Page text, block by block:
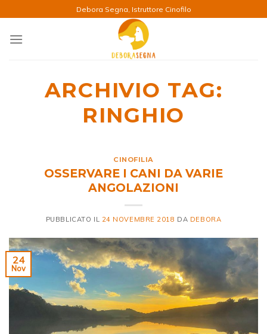
ai
contenuti
Debora Segna, Istruttore Cinofilo
ARCHIVIO TAG:
RINGHIO
CINOFILIA
OSSERVARE I CANI DA VARIE
ANGOLAZIONI
PUBBLICATO IL 24 NOVEMBRE 2018 DA DEBORA
24
Nov